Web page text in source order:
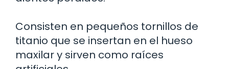
Consisten en pequeños tornillos de
titanio que se insertan en el hueso
maxilar y sirven como raíces